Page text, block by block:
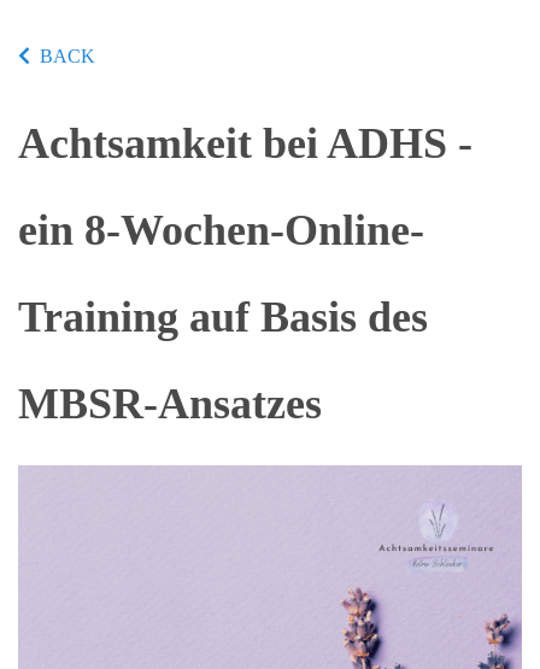
BACK
Achtsamkeit bei ADHS -
ein 8-Wochen-Online-
Training auf Basis des
MBSR-Ansatzes